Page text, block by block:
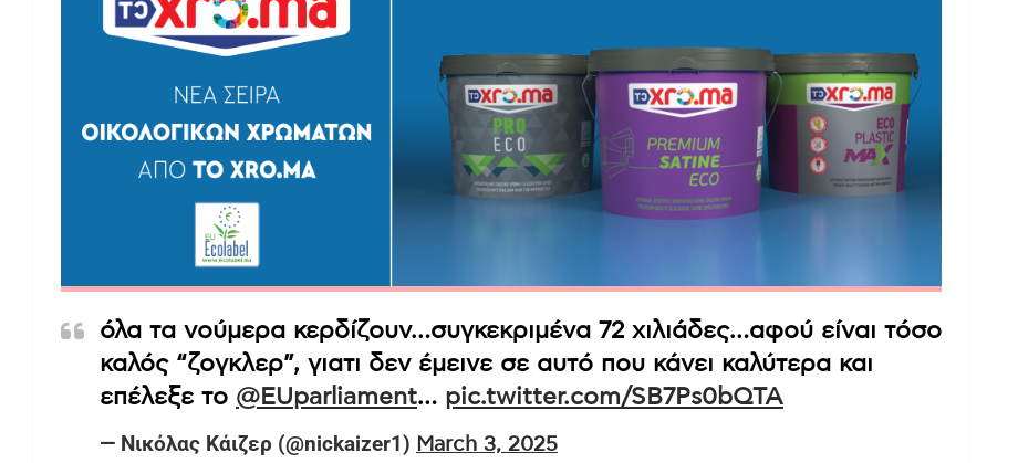
όλα τα νούμερα κερδίζουν…συγκεκριμένα 72 χιλιάδες…αφού είναι τόσο
καλός “ζογκλερ”, γιατι δεν έμεινε σε αυτό που κάνει καλύτερα και
επέλεξε το @EUparliament… pic.twitter.com/SB7Ps0bQTA
— Νικόλας Κάιζερ (@nickaizer1) March 3, 2025